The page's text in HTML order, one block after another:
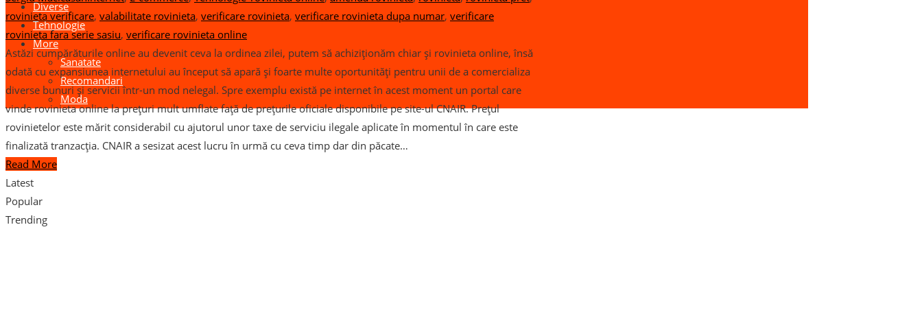
Diverse
Tehnologie
More
Sanatate
Recomandari
Moda
rovinieta verificare, valabilitate rovinieta, verificare rovinieta, verificare rovinieta dupa numar, verificare
rovinieta fara serie sasiu, verificare rovinieta online
Astăzi cumpărăturile online au devenit ceva la ordinea zilei, putem să achiziționăm chiar și rovinieta online, însă
odată cu expansiunea internetului au început să apară și foarte multe oportunități pentru unii de a comercializa
diverse bunuri și servicii într-un mod nelegal. Spre exemplu există pe internet în acest moment un portal care
vinde rovinieta online la prețuri mult umflate față de prețurile oficiale disponibile pe site-ul CNAIR. Prețul
rovinietelor este mărit considerabil cu ajutorul unor taxe de serviciu ilegale aplicate în momentul în care este
finalizată tranzacția. CNAIR a sesizat acest lucru în urmă cu ceva timp dar din păcate…
Read More
Latest
Popular
Trending